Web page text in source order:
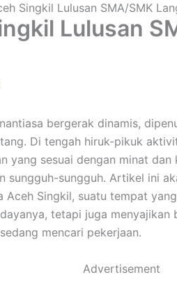
Singkil Lulusan SMA/SMK
Lulusan
bergerak dinamis,
Di tengah hiruk-pikuk
yang sesuai dengan minat
sungguh-sungguh. Artikel ini
Singkil, suatu tempat
tetapi juga menyajikan
mencari pekerjaan.
Advertisement